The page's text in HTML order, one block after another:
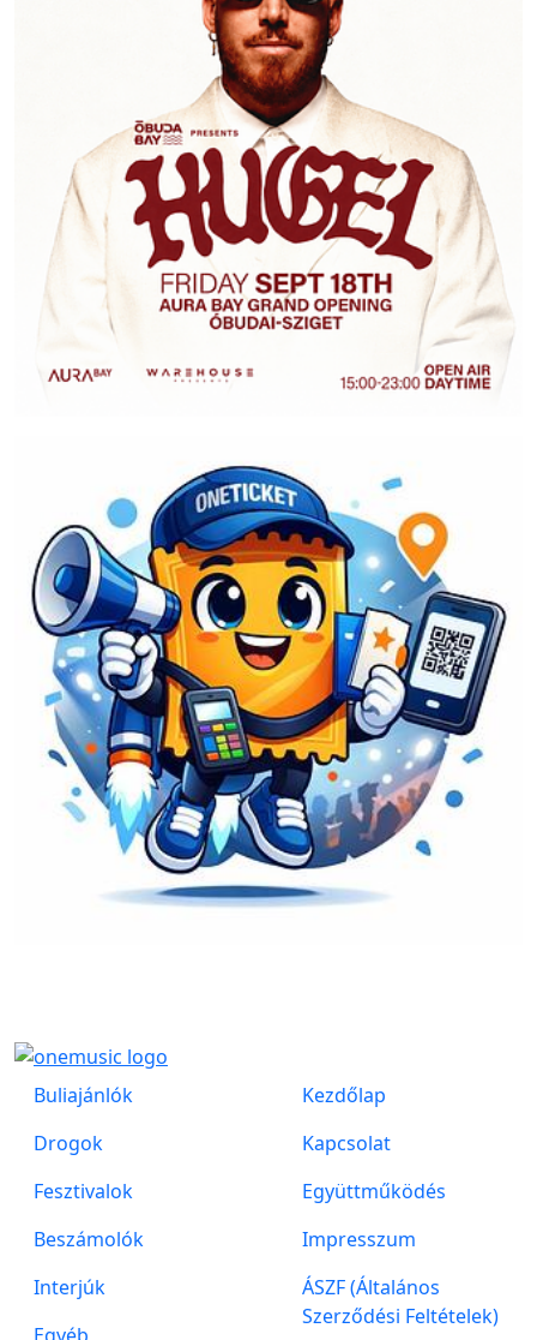
Buliajánlók
Drogok
Fesztivalok
Beszámolók
Interjúk
Kezdőlap
Kapcsolat
Együttműködés
Impresszum
ÁSZF (Általános
Szerződési Feltételek)